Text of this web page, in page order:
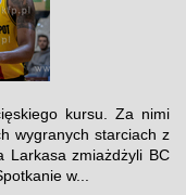
kursu. Za nimi
wygranych starciach z
Larkasa zmiażdżyli BC
w...